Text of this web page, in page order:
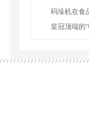
码垛机在食
皇冠顶端的